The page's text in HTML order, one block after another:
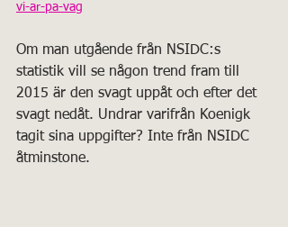
vi-ar-pa-vag
Om man utgående från NSIDC:s
statistik vill se någon trend fram till
2015 är den svagt uppåt och efter det
svagt nedåt. Undrar varifrån Koenigk
tagit sina uppgifter? Inte från NSIDC
åtminstone.